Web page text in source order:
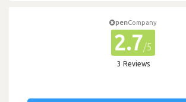
penCompany
2.7/5
3 Reviews